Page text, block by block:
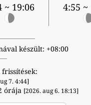
~ 19:06 4:55 ~
készült: +08:00
7. 4:44]
órája [2026. aug 6. 18:13]